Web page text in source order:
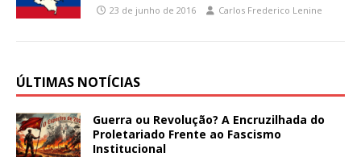
23 de junho de 2016 Carlos Frederico Lenine
ÚLTIMAS NOTÍCIAS
Guerra ou Revolução? A Encruzilhada do
Proletariado Frente ao Fascismo
Institucional